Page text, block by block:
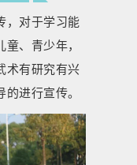
，对于学习能
、青少年，
术有研究有兴
进行宣传。